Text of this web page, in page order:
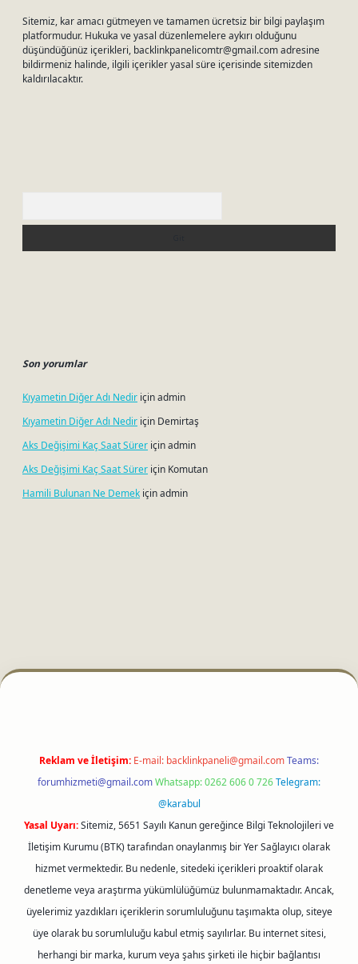
Sitemiz, kar amacı gütmeyen ve tamamen ücretsiz bir bilgi paylaşım
platformudur. Hukuka ve yasal düzenlemelere aykırı olduğunu
düşündüğünüz içerikleri, backlinkpanelicomtr@gmail.comadresine
bildirmeniz halinde, ilgili içerikler yasal süre içerisinde sitemizden
kaldırılacaktır.
Son yorumlar
Kıyametin Diğer Adı Nedir içinadmin
Kıyametin Diğer Adı Nedir için Demirtaş
Aks Değişimi Kaç Saat Sürer içinadmin
Aks Değişimi Kaç Saat Sürer için Komutan
Hamili Bulunan Ne Demek içinadmin
Reklam ve İletişim: E-mail: backlinkpaneli@gmail.comTeams:
forumhizmeti@gmail.comWhatsapp: 0262 606 0 726Telegram:
@karabul
Yasal Uyarı:Sitemiz, 5651 Sayılı Kanun gereğince Bilgi Teknolojileri ve
İletişim Kurumu (BTK) tarafından onaylanmış bir Yer Sağlayıcı olarak
hizmet vermektedir. Bu nedenle, sitedeki içerikleri proaktif olarak
denetleme veya araştırma yükümlülüğümüz bulunmamaktadır. Ancak,
üyelerimiz yazdıkları içeriklerin sorumluluğunu taşımakta olup, siteye
üye olarak bu sorumluluğu kabul etmiş sayılırlar. Bu internet sitesi,
herhangi bir marka, kurum veya şahıs şirketi ile hiçbir bağlantısı